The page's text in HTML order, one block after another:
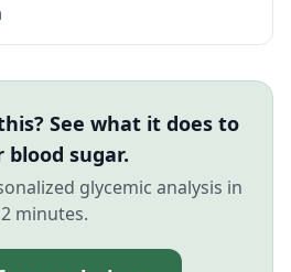
See what it does to
blood sugar.
glycemic analysis in
2 minutes.